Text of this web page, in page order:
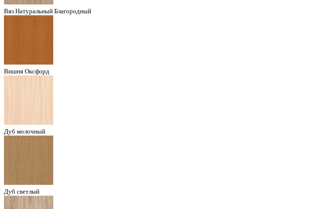
Вяз Натуральный Благородный
Вишня Оксфорд
Дуб молочный
Дуб светлый